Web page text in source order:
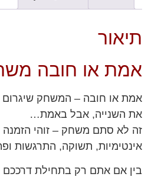
תיאור
אמת או חובה
אמת או חובה – המשחק
את השנייה, אבל באמת…
זה לא סתם משחק – זוהי הזמנה
אינטימיות, תשוקה, התרגשות
בין אם אתם רק בתחילת דרככם